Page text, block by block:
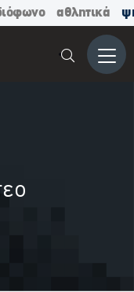
αθλητικά
Μενού